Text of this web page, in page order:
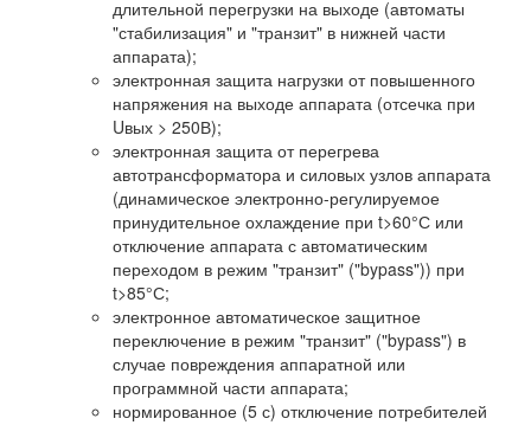
длительной перегрузки на выходе (автоматы
"стабилизация" и "транзит" в нижней части
аппарата);
электронная защита нагрузки от повышенного
напряжения на выходе аппарата (отсечка при
Uвых > 250В);
электронная защита от перегрева
автотрансформатора и силовых узлов аппарата
(динамическое электронно-регулируемое
принудительное охлаждение при t>60°С или
отключение аппарата с автоматическим
переходом в режим "транзит" ("bypass")) при
t>85°С;
электронное автоматическое защитное
переключение в режим "транзит" ("bypass") в
случае повреждения аппаратной или
программной части аппарата;
нормированное (5 с) отключение потребителей